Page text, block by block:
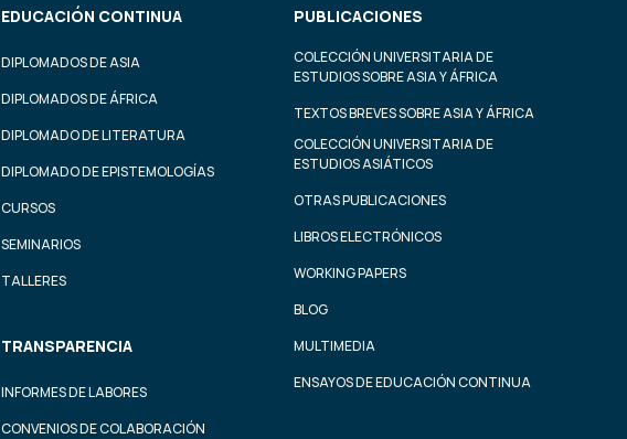
EDUCACIÓN CONTINUA
DIPLOMADOS DE ASIA
DIPLOMADOS DE ÁFRICA
DIPLOMADO DE LITERATURA
DIPLOMADO DE EPISTEMOLOGÍAS
CURSOS
SEMINARIOS
TALLERES
TRANSPARENCIA
INFORMES DE LABORES
CONVENIOS DE COLABORACIÓN
PUBLICACIONES
COLECCIÓN UNIVERSITARIA DE
ESTUDIOS SOBRE ASIA Y ÁFRICA
TEXTOS BREVES SOBRE ASIA Y ÁFRICA
COLECCIÓN UNIVERSITARIA DE
ESTUDIOS ASIÁTICOS
OTRAS PUBLICACIONES
LIBROS ELECTRÓNICOS
WORKING PAPERS
BLOG
MULTIMEDIA
ENSAYOS DE EDUCACIÓN CONTINUA